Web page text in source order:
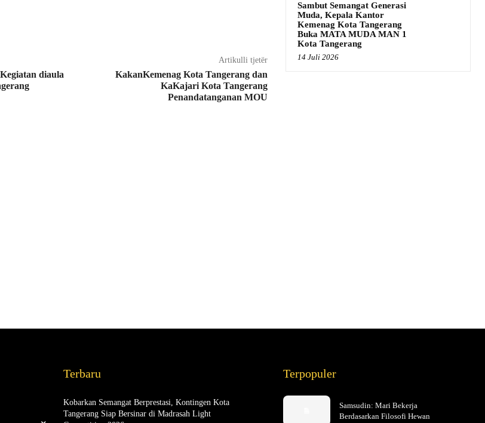
diaula
Artikulli tjetër
KakanKemenag Kota Tangerang dan
KaKajari Kota Tangerang
Penandatanganan MOU
Sambut Semangat Generasi
Muda, Kepala Kantor
Kemenag Kota Tangerang
Buka MATA MUDA MAN 1
Kota Tangerang
14 Juli 2026
Terbaru
Kobarkan Semangat Berprestasi, Kontingen Kota
Tangerang Siap Bersinar di Madrasah Light
Terpopuler
Samsudin: Mari Bekerja
Berdasarkan Filosofi Hewan